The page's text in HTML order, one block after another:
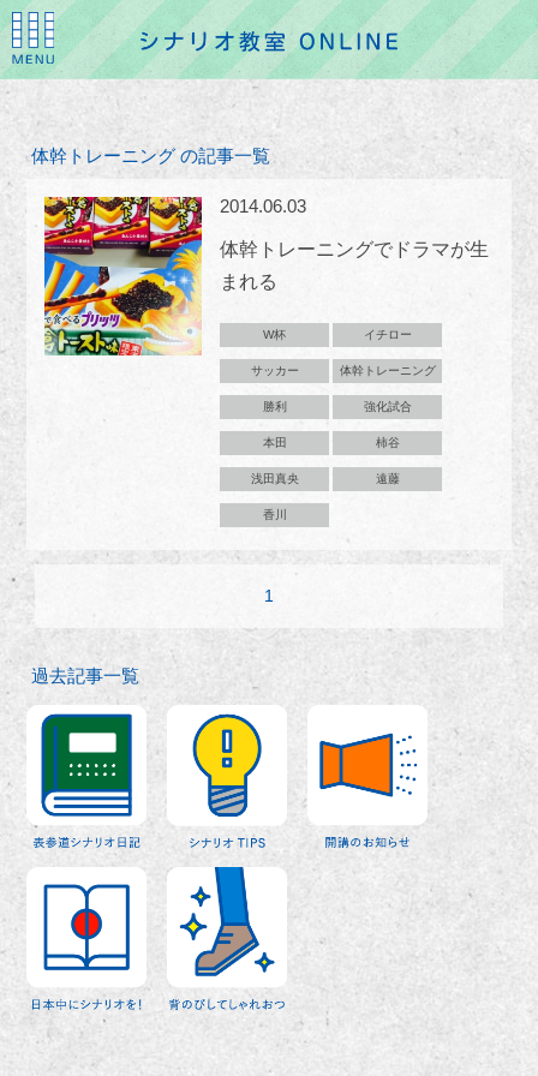
体幹トレーニング の記事一覧
2014.06.03
体幹トレーニングでドラマが生
まれる
W杯 イチロー
サッカー 体幹トレーニング
勝利 強化試合
本田 柿谷
浅田真央 遠藤
香川
1
過去記事一覧